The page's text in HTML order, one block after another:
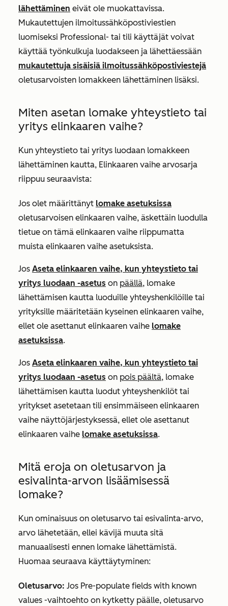
lähettäminen eivät ole muokattavissa.
Mukautettujen ilmoitussähköpostiviestien
luomiseksi Professional- tai tili käyttäjät voivat
käyttää työnkulkuja luodakseen ja lähettäessään
mukautettuja sisäisiä ilmoitussähköpostiviestejä
oletusarvoisten lomakkeen lähettäminen lisäksi.
Miten asetan lomake yhteystieto tai
yritys elinkaaren vaihe?
Kun yhteystieto tai yritys luodaan lomakkeen
lähettäminen kautta, Elinkaaren vaihe arvosarja
riippuu seuraavista:
Jos olet määrittänyt lomake asetuksissa
oletusarvoisen elinkaaren vaihe, äskettäin luodulla
tietue on tämä elinkaaren vaihe riippumatta
muista elinkaaren vaihe asetuksista.
Jos Aseta elinkaaren vaihe, kun yhteystieto tai
yritys luodaan -asetus on päällä, lomake
lähettämisen kautta luoduille yhteyshenkilöille tai
yrityksille määritetään kyseinen elinkaaren vaihe,
ellet ole asettanut elinkaaren vaihe lomake
asetuksissa.
Jos Aseta elinkaaren vaihe, kun yhteystieto tai
yritys luodaan -asetus on pois päältä, lomake
lähettämisen kautta luodut yhteyshenkilöt tai
yritykset asetetaan tili ensimmäiseen elinkaaren
vaihe näyttöjärjestyksessä, ellet ole asettanut
elinkaaren vaihe lomake asetuksissa.
Mitä eroja on oletusarvon ja
esivalinta-arvon lisäämisessä
lomake?
Kun ominaisuus on oletusarvo tai esivalinta-arvo,
arvo lähetetään, ellei kävijä muuta sitä
manuaalisesti ennen lomake lähettämistä.
Huomaa seuraava käyttäytyminen:
Oletusarvo: Jos Pre-populate fields with known
values -vaihtoehto on kytketty päälle, oletusarvo